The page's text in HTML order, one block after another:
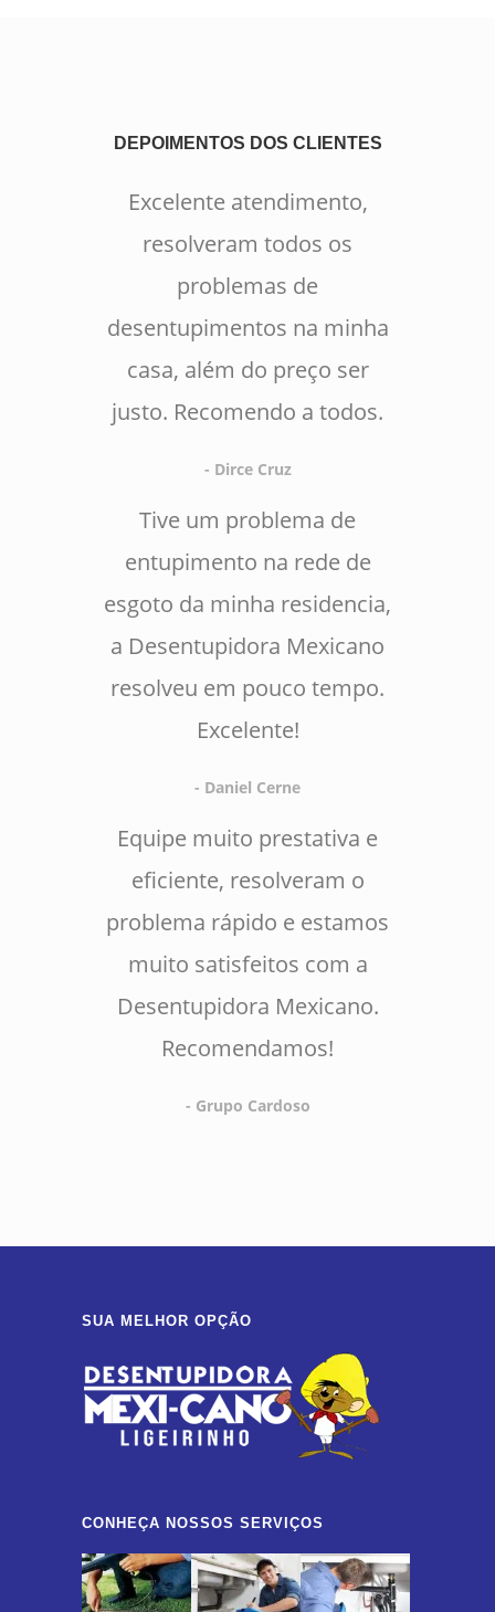
DEPOIMENTOS DOS CLIENTES
Excelente atendimento,
resolveram todos os
problemas de
desentupimentos na minha
casa, além do preço ser
justo. Recomendo a todos.
- Dirce Cruz
Tive um problema de
entupimento na rede de
esgoto da minha residencia,
a Desentupidora Mexicano
resolveu em pouco tempo.
Excelente!
- Daniel Cerne
Equipe muito prestativa e
eficiente, resolveram o
problema rápido e estamos
muito satisfeitos com a
Desentupidora Mexicano.
Recomendamos!
- Grupo Cardoso
SUA MELHOR OPÇÃO
CONHEÇA NOSSOS SERVIÇOS